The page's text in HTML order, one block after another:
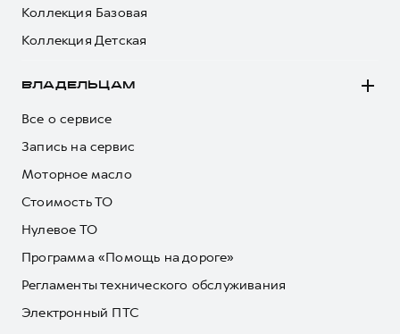
Коллекция Базовая
Коллекция Детская
ВЛАДЕЛЬЦАМ
Все о сервисе
Запись на сервис
Моторное масло
Стоимость ТО
Нулевое ТО
Программа «Помощь на дороге»
Регламенты технического обслуживания
Электронный ПТС